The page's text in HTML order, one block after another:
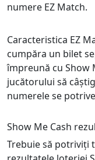
numere EZ Match.
Caracteristica EZ
cumpăra un bilet
împreună cu Show
jucătorului să
numerele se
Show Me Cash
Trebuie să potriviți